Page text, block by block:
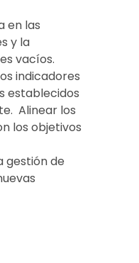
en las
y la
vacíos.
indicadores
establecidos
Alinear los
los objetivos
gestión de